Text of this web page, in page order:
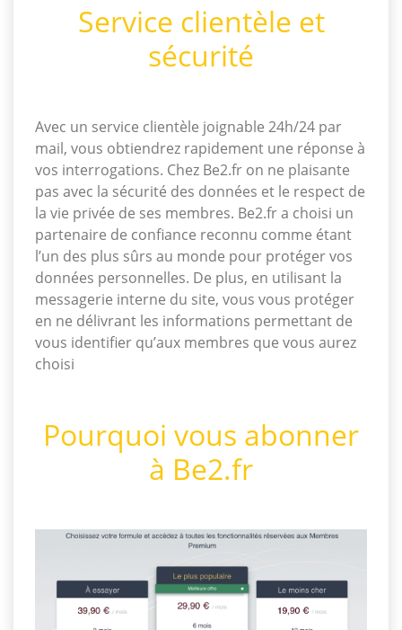
Service clientèle et
sécurité
Avec un service clientèle joignable 24h/24 par
mail, vous obtiendrez rapidement une réponse à
vos interrogations. Chez Be2.fr on ne plaisante
pas avec la sécurité des données et le respect de
la vie privée de ses membres. Be2.fr a choisi un
partenaire de confiance reconnu comme étant
l’un des plus sûrs au monde pour protéger vos
données personnelles. De plus, en utilisant la
messagerie interne du site, vous vous protéger
en ne délivrant les informations permettant de
vous identifier qu’aux membres que vous aurez
choisi
Pourquoi vous abonner
à Be2.fr